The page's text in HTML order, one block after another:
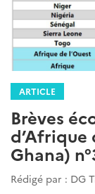
ARTICLE
Brèves
d’Afrique
Ghana)
Rédigé par : DG